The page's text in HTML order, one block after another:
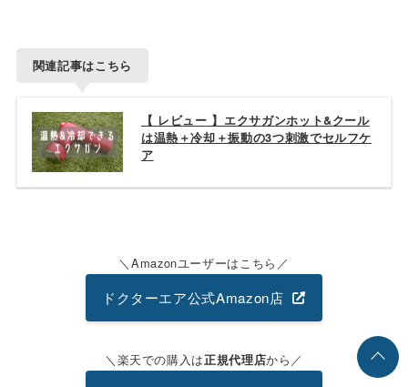
関連記事はこちら
【 レビュー 】エクサガンホット&クール
は温熱＋冷却＋振動の3つ刺激でセルフケ
ア
Amazonユーザーはこちら
ドクターエア公式Amazon店
楽天での購入は正規代理店から